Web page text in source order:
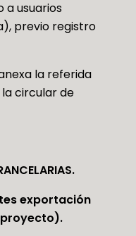
a usuarios
previo registro
la referida
circular de
exportación